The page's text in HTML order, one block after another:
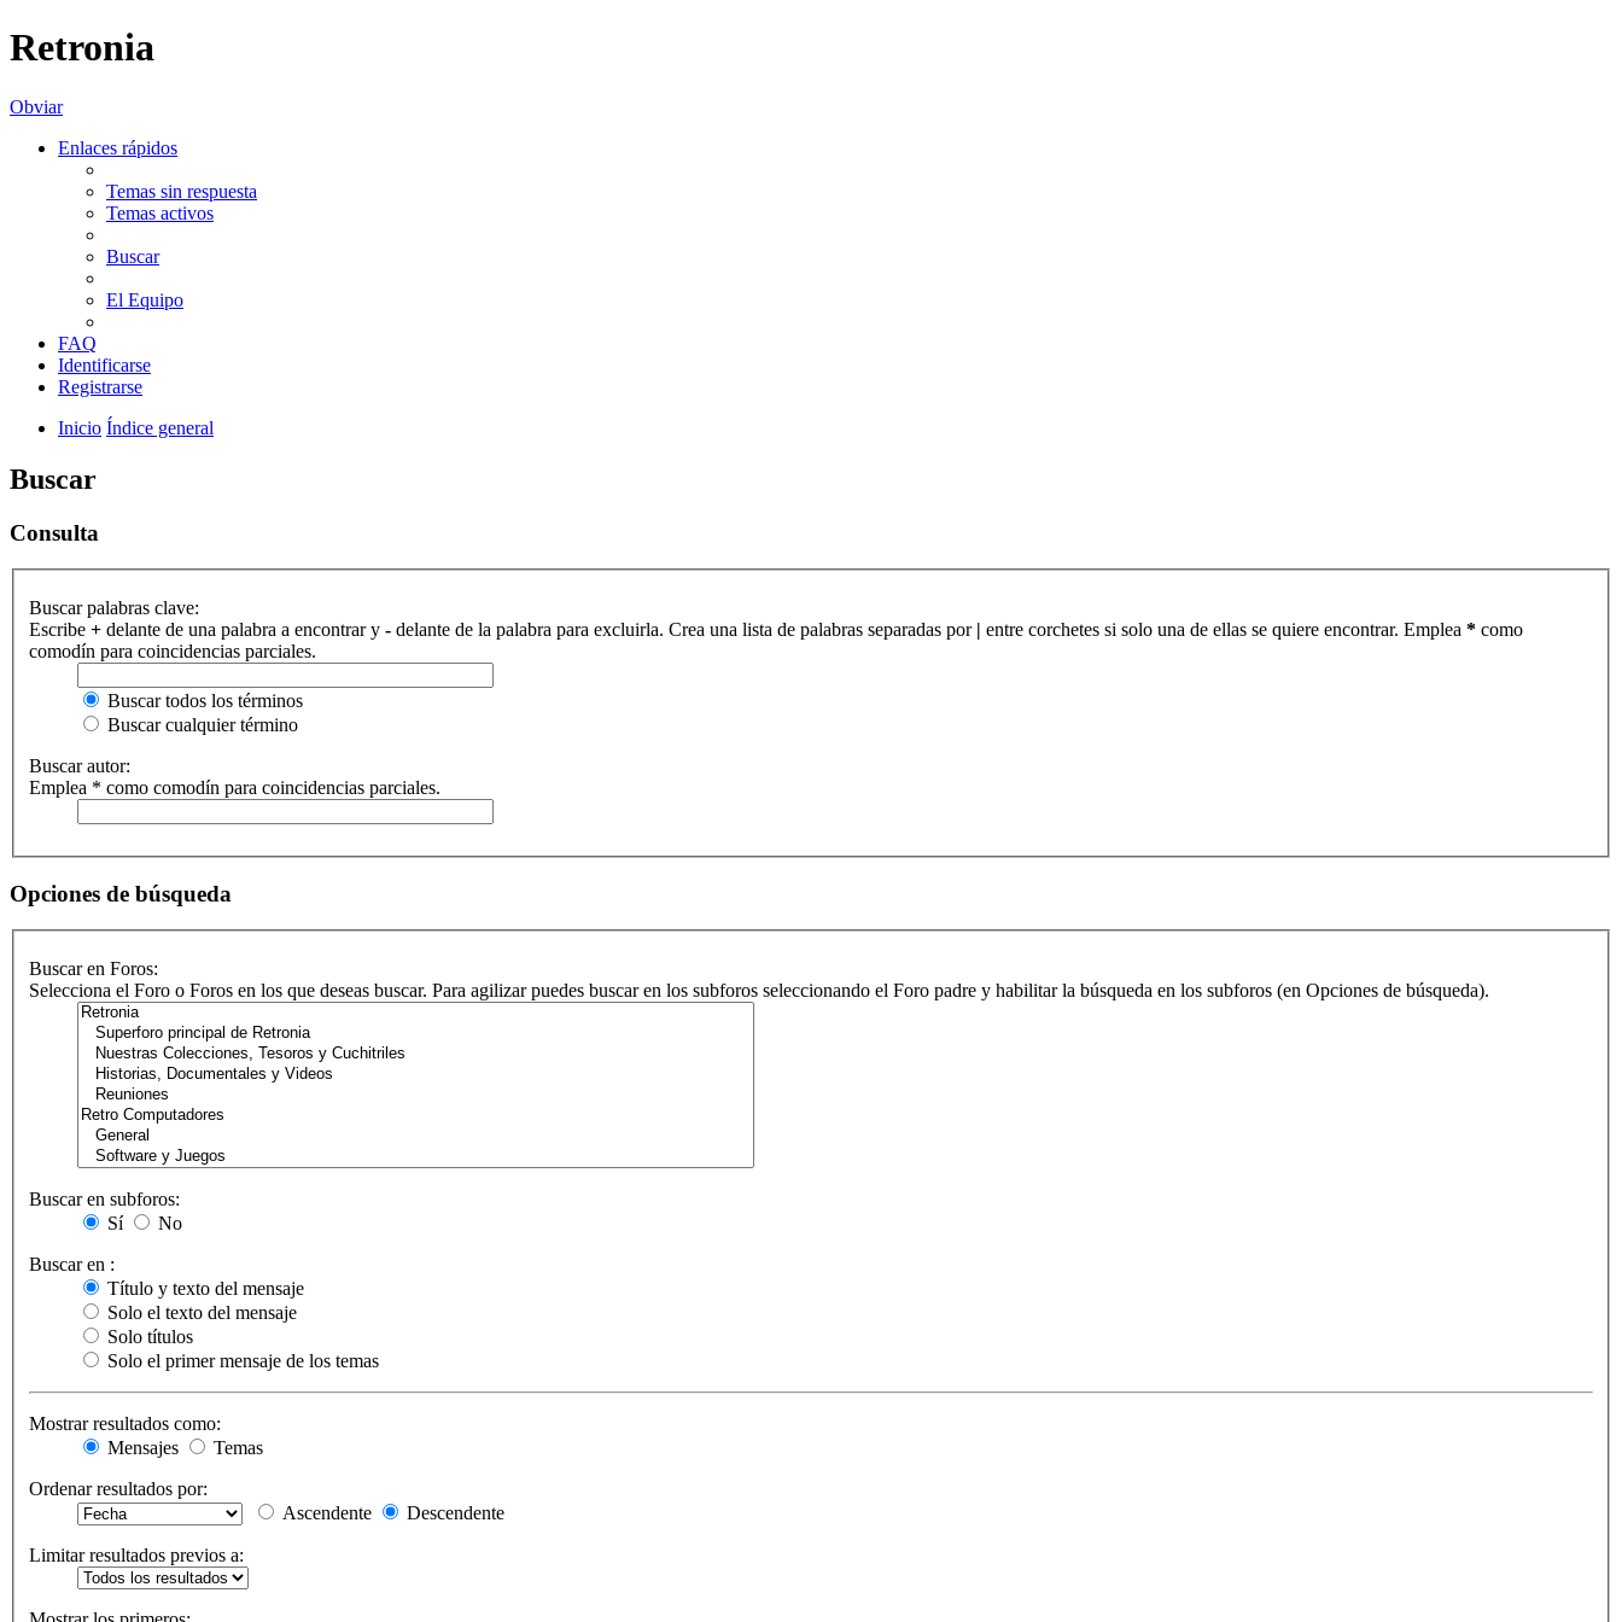
Retronia
Obviar
Enlaces rápidos
Temas sin respuesta
Temas activos
Buscar
El Equipo
FAQ
Identificarse
Registrarse
Inicio Índice general
Buscar
Consulta
Buscar palabras clave:
Escribe + delante de una palabra a encontrar y - delante de la palabra para excluirla. Crea una lista de palabras separadas por | entre corchetes si solo una de ellas se quiere encontrar. Emplea * como
comodín para coincidencias parciales.
Buscar todos los términos
Buscar cualquier término
Buscar autor:
Emplea * como comodín para coincidencias parciales.
Opciones de búsqueda
Buscar en Foros:
Selecciona el Foro o Foros en los que deseas buscar. Para agilizar puedes buscar en los subforos seleccionando el Foro padre y habilitar la búsqueda en los subforos (en Opciones de búsqueda).
Buscar en subforos:
Sí
No
Buscar en :
Título y texto del mensaje
Solo el texto del mensaje
Solo títulos
Solo el primer mensaje de los temas
Mostrar resultados como:
Mensajes
Temas
Ordenar resultados por:
Ascendente
Descendente
Limitar resultados previos a: